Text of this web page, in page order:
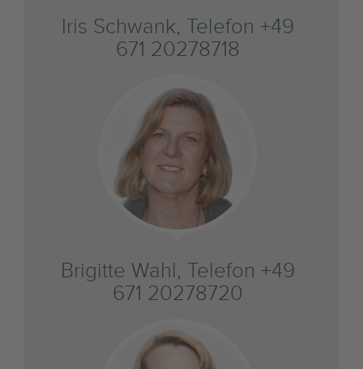
Iris Schwank, Telefon +49
671 20278718
Brigitte Wahl, Telefon +49
671 20278720